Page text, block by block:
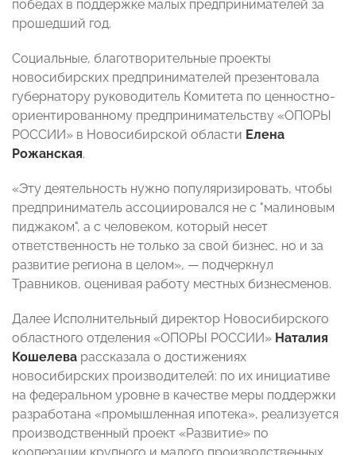
победах в поддержке малых предпринимателей за
прошедший год.
Социальные, благотворительные проекты
новосибирских предпринимателей презентовала
губернатору руководитель Комитета по ценностно-
ориентированному предпринимательству «ОПОРЫ
РОССИИ» в Новосибирской области Елена
Рожанская.
«Эту деятельность нужно популяризировать, чтобы
предприниматель ассоциировался не с "малиновым
пиджаком", а с человеком, который несет
ответственность не только за свой бизнес, но и за
развитие региона в целом», — подчеркнул
Травников, оценивая работу местных бизнесменов.
Далее Исполнительный директор Новосибирского
областного отделения «ОПОРЫ РОССИИ» Наталия
Кошелева рассказала о достижениях
новосибирских производителей: по их инициативе
на федеральном уровне в качестве меры поддержки
разработана «промышленная ипотека», реализуется
производственный проект «Развитие» по